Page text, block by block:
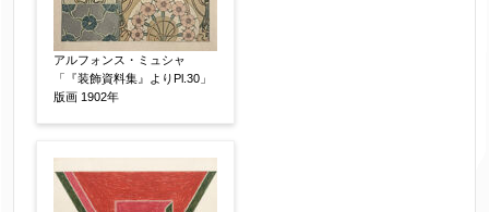
アルフォンス・ミュシャ
「『装飾資料集』よりPl.30」
版画 1902年